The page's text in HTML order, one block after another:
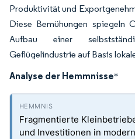
Produktivität und
Diese Bemühungen spiegeln
Aufbau einer
Geflügelindustrie auf Basis
Analyse der Hemmnisse*
Fragmentierte
und Investitionen in